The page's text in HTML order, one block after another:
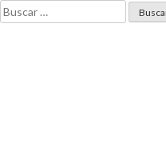
Buscar: